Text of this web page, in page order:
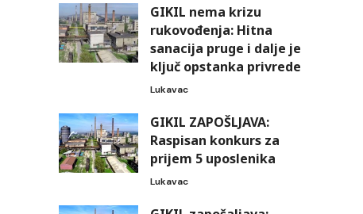
GIKIL nema krizu
rukovođenja: Hitna
sanacija pruge i dalje je
ključ opstanka privrede
Lukavac
GIKIL ZAPOŠLJAVA:
Raspisan konkurs za
prijem 5 uposlenika
Lukavac